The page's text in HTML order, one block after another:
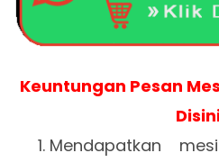
Keuntungan Pesan
Mendapatkan